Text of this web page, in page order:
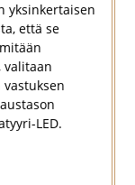
yksinkertaisen
että se
LED.